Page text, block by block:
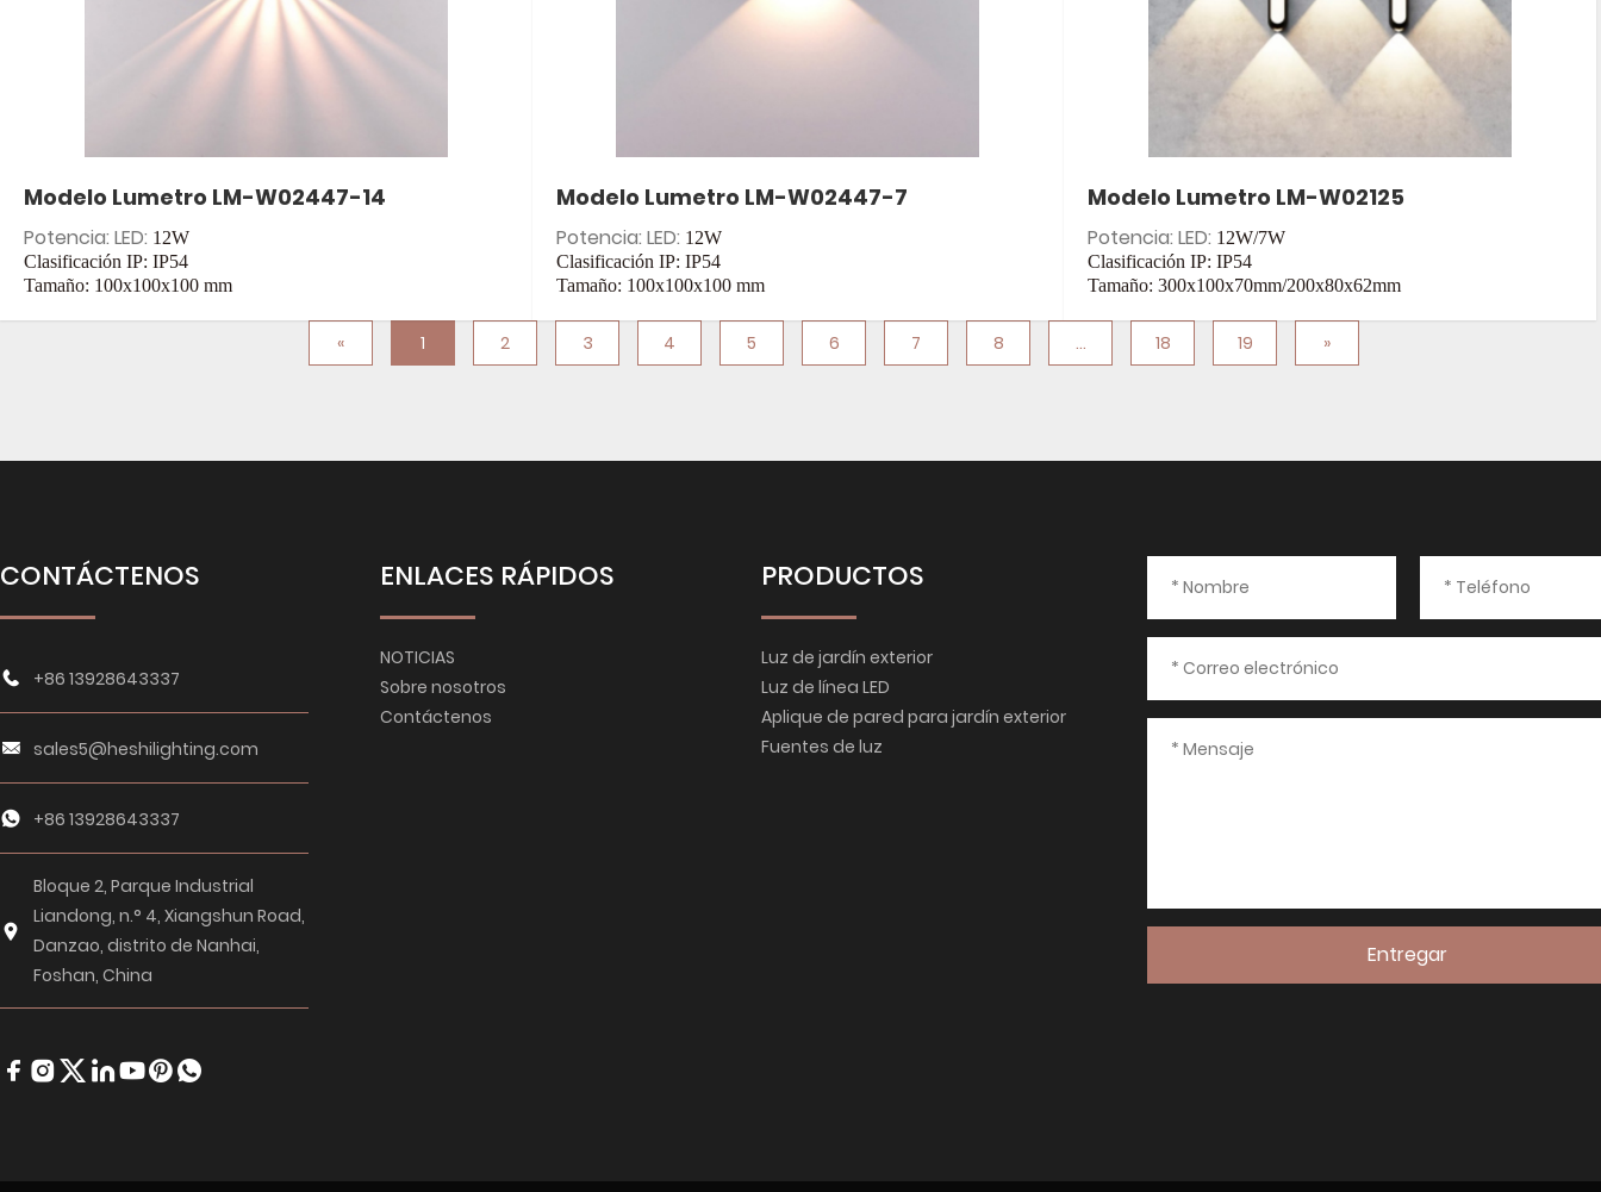
Modelo Lumetro LM-W02447-14
Potencia: LED: 12W
Clasificación IP: IP54
Tamaño: 100x100x100 mm
Modelo Lumetro LM-W02447-7
Potencia: LED: 12W
Clasificación IP: IP54
Tamaño: 100x100x100 mm
Modelo Lumetro LM-W02125
Potencia: LED: 12W/7W
Clasificación IP: IP54
Tamaño: 300x100x70mm/200x80x62mm
« 1 2 3 4 5 6 7 8 ... 18 19 »
CONTÁCTENOS
+86 13928643337
sales5@heshilighting.com
+86 13928643337
Bloque 2, Parque Industrial
Liandong, n.° 4, Xiangshun Road,
Danzao, distrito de Nanhai,
Foshan, China
ENLACES RÁPIDOS
NOTICIAS
Sobre nosotros
Contáctenos
PRODUCTOS
Luz de jardín exterior
Luz de línea LED
Aplique de pared para jardín exterior
Fuentes de luz
Entregar